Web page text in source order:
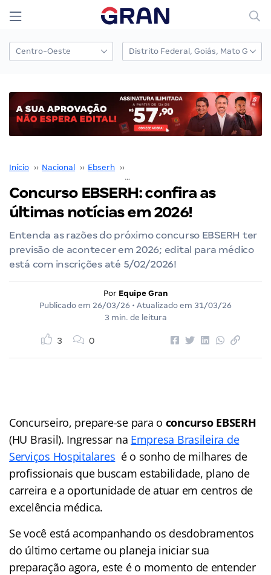
Início ›› Nacional ›› Ebserh ››
Concurso EBSERH: confira as
últimas notícias em 2026!
Entenda as razões do próximo concurso EBSERH ter
previsão de acontecer em 2026; edital para médico
está com inscrições até 5/02/2026!
Por Equipe Gran
Publicado em 26/03/26 • Atualizado em 31/03/26
3 min. de leitura
3 0
Concurseiro, prepare-se para o concurso EBSERH
(HU Brasil). Ingressar na Empresa Brasileira de
Serviços Hospitalares é o sonho de milhares de
profissionais que buscam estabilidade, plano de
carreira e a oportunidade de atuar em centros de
excelência médica.
Se você está acompanhando os desdobramentos
do último certame ou planeja iniciar sua
preparação agora, este é o momento de entender